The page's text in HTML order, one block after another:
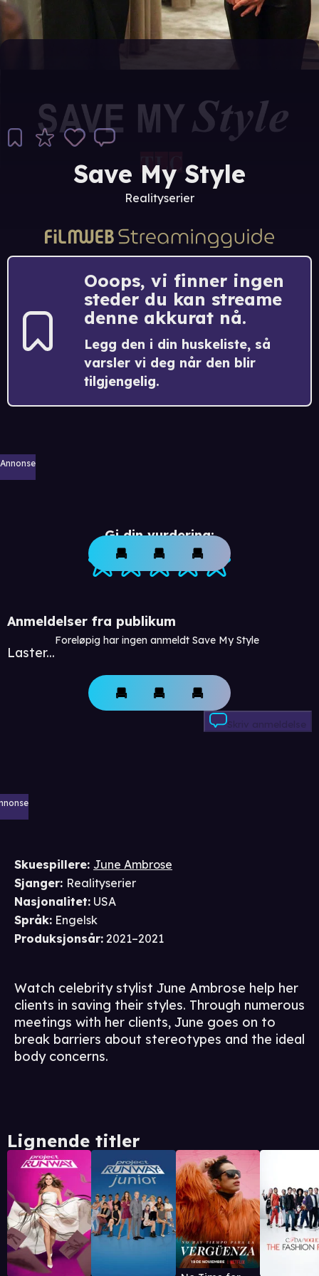
Save My Style
Realityserier
Ooops, vi finner ingen
steder du kan streame
denne akkurat nå.
Legg den i din huskeliste, så
varsler vi deg når den blir
tilgjengelig.
Annonse
Gi din vurdering:
Anmeldelser fra publikum
Laster...
Foreløpig har ingen anmeldt Save My Style
Skriv anmeldelse
Skuespillere: June Ambrose
Sjanger: Realityserier
Nasjonalitet: USA
Språk: Engelsk
Produksjonsår: 2021–2021
Watch celebrity stylist June Ambrose help her
clients in saving their styles. Through numerous
meetings with her clients, June goes on to
break barriers about stereotypes and the ideal
body concerns.
Lignende titler